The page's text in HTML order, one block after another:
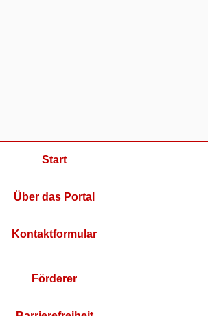
Start
Über das Portal
Kontaktformular
Förderer